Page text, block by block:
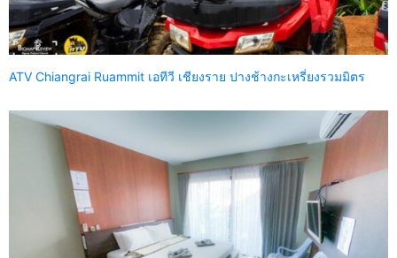
ATV Chiangrai Ruammit เอทีวี เชียงราย ปางช้างกะเหรี่ยงรวมมิตร